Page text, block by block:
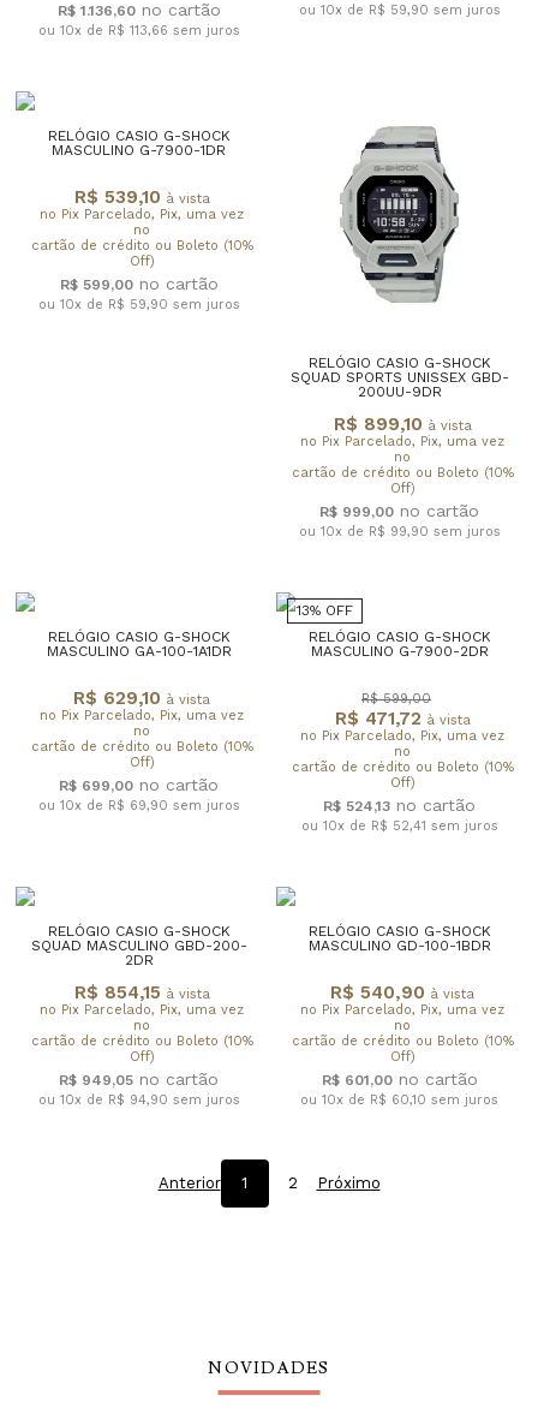
R$ 1.136,60
ou 10x de R$ 113,66 sem juros
ou 10x de R$ 59,90 sem juros
RELÓGIO CASIO G-SHOCK
MASCULINO G-7900-1DR
R$ 539,10 à vista
no Pix Parcelado, Pix, uma vez
no
cartão de crédito ou Boleto (10%
Off)
R$ 599,00
ou 10x de R$ 59,90 sem juros
RELÓGIO CASIO G-SHOCK
SQUAD SPORTS UNISSEX GBD-
200UU-9DR
R$ 899,10 à vista
no Pix Parcelado, Pix, uma vez
no
cartão de crédito ou Boleto (10%
Off)
R$ 999,00
ou 10x de R$ 99,90 sem juros
RELÓGIO CASIO G-SHOCK
MASCULINO GA-100-1A1DR
R$ 629,10 à vista
no Pix Parcelado, Pix, uma vez
no
cartão de crédito ou Boleto (10%
Off)
R$ 699,00
ou 10x de R$ 69,90 sem juros
13% OFF
RELÓGIO CASIO G-SHOCK
MASCULINO G-7900-2DR
R$ 471,72 à vista
no Pix Parcelado, Pix, uma vez
no
cartão de crédito ou Boleto (10%
Off)
R$ 599,00
R$ 524,13
ou 10x de R$ 52,41 sem juros
RELÓGIO CASIO G-SHOCK
SQUAD MASCULINO GBD-200-
2DR
R$ 854,15 à vista
no Pix Parcelado, Pix, uma vez
no
cartão de crédito ou Boleto (10%
Off)
R$ 949,05
ou 10x de R$ 94,90 sem juros
RELÓGIO CASIO G-SHOCK
MASCULINO GD-100-1BDR
R$ 540,90 à vista
no Pix Parcelado, Pix, uma vez
no
cartão de crédito ou Boleto (10%
Off)
R$ 601,00
ou 10x de R$ 60,10 sem juros
Anterior 1 2 Próximo
NOVIDADES